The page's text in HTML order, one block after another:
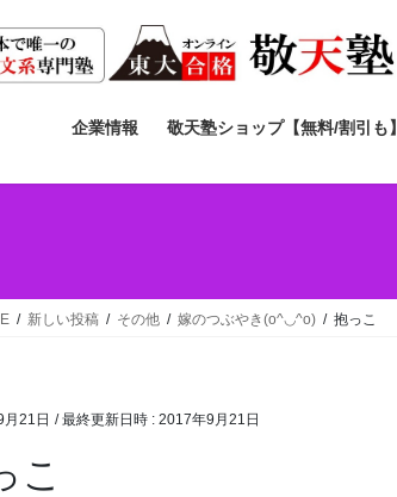
企業情報 敬天塾ショップ【無料/割引も】
新しい投稿 その他 嫁のつぶやき(o^◡^o) 抱っこ
21日 / 最終更新日時 : 2017年9月21日
こ